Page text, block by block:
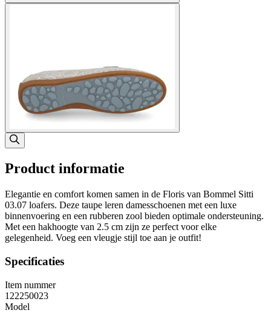
Product informatie
Elegantie en comfort komen samen in de Floris van Bommel Sitti
03.07 loafers. Deze taupe leren damesschoenen met een luxe
binnenvoering en een rubberen zool bieden optimale ondersteuning.
Met een hakhoogte van 2.5 cm zijn ze perfect voor elke
gelegenheid. Voeg een vleugje stijl toe aan je outfit!
Specificaties
Item nummer
122250023
Model